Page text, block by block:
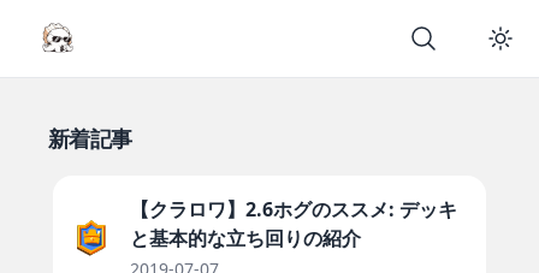
新着記事
【クラロワ】2.6ホグのススメ: デッキ
と基本的な立ち回りの紹介